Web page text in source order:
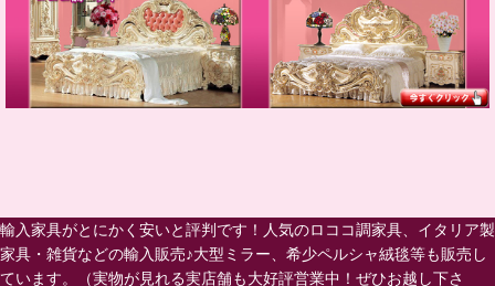
輸入家具がとにかく安いと評判です！人気のロココ調家具、イタリア製
家具・雑貨などの輸入販売♪大型ミラー、希少ペルシャ絨毯等も販売し
ています。（実物が見れる実店舗も大好評営業中！ぜひお越し下さ